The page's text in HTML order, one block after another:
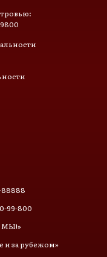
99-800
МЫ!»
и за рубежом»